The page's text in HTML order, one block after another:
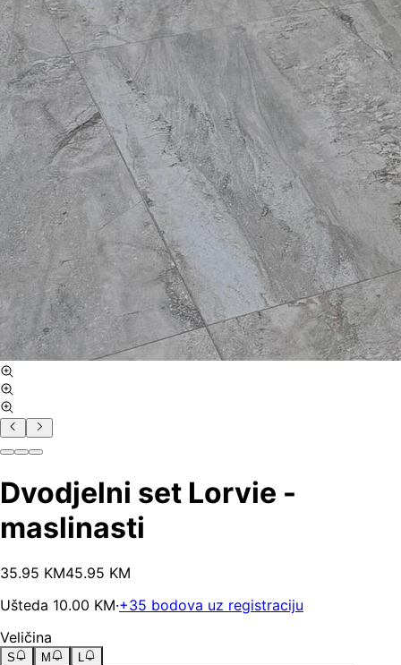
Dvodjelni set Lorvie -
maslinasti
35.95 KM45.95 KM
Ušteda 10.00 KM·+35 bodova uz registraciju
Veličina
S M
L